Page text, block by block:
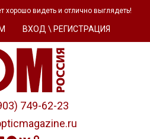
хорошо видеть и отлично выглядеть!
ВХОД \ РЕГИСТРАЦИЯ
749-62-23